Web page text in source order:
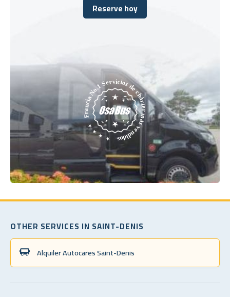
Reserve hoy
Reserve hoy
OTHER SERVICES IN SAINT-DENIS
Alquiler Autocares Saint-Denis